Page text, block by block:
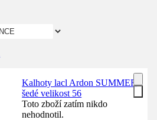
Kalhoty lacl Ardon SUMMER
šedé velikost 56
Toto zboží zatím nikdo
nehodnotil.